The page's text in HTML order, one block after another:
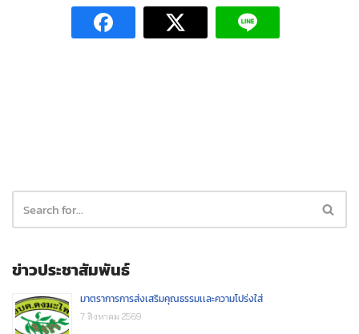
ข่าวประชาสัมพันธ์
มาตราการการส่งเสริมคุณธรรมเเละความโปร่งใส่
7 สิงหาคม 2569